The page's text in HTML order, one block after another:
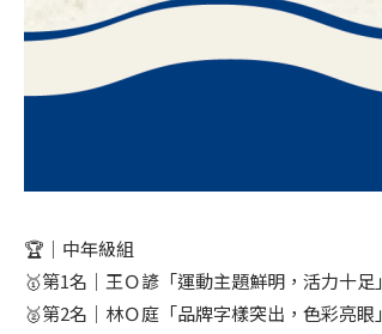
🏆｜中年級組
🥇第1名｜王Ｏ諺「運動主題鮮明，活力十足」
🥈第2名｜林Ｏ庭「品牌字樣突出，色彩亮眼」